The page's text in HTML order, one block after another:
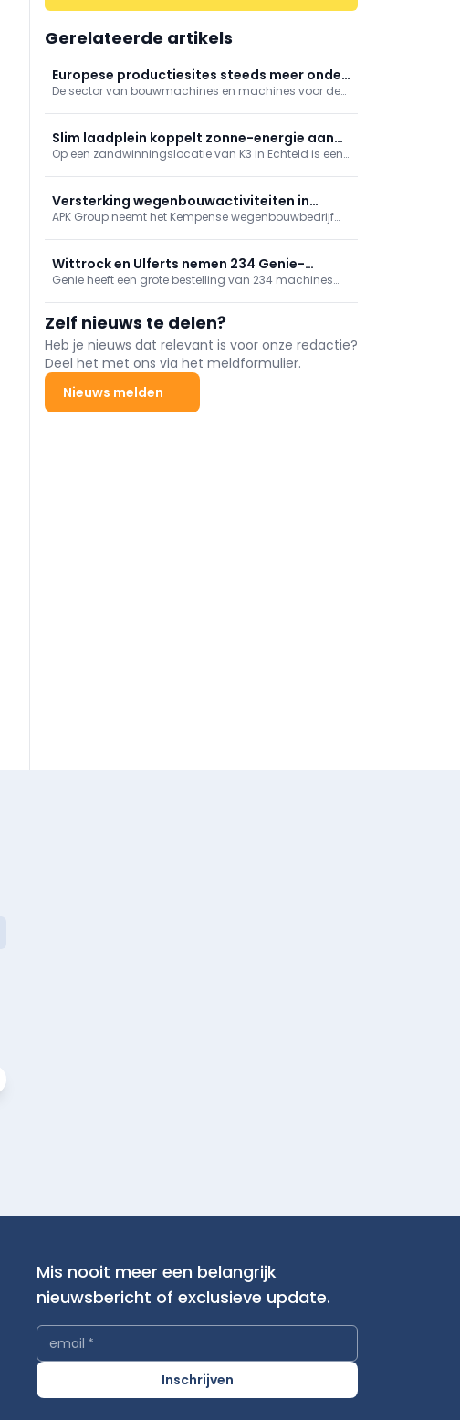
Gerelateerde artikels
Europese productiesites steeds meer onder
druk
De sector van bouwmachines en machines voor de
langer conjuncturele schommelingen, maar
structurele problemen wegen op de vooruitzichten.
Slim laadplein koppelt zonne-energie aan
emissieloos bouwen
Op een zandwinningslocatie van K3 in Echteld is een
elektrisch bouwmaterieel.
Versterking wegenbouwactiviteiten in
Antwerpen
APK Group neemt het Kempense wegenbouwbedrijf
wegenbouwactiviteiten van APK Group met ongeveer
15%.
Wittrock en Ulferts nemen 234 Genie-
machines in gebruik, incl. superboom
Genie heeft een grote bestelling van 234 machines
TraX-rupshoogwerkers en een ZX‑135/70 “super
boom”. Met deze levering rondt Genie een
grootschalig investeringsproject bij de betrokken
bedrijven af.
Zelf nieuws te delen?
Heb je nieuws dat relevant is voor onze redactie?
Deel het met ons via het meldformulier.
Nieuws melden
Mis nooit meer een belangrijk
nieuwsbericht of exclusieve update.
email *
Inschrijven